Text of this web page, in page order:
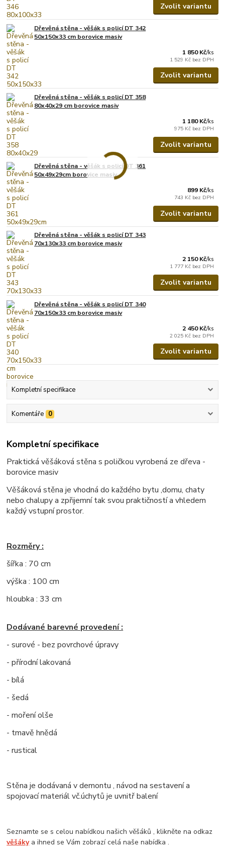
Zvolit variantu
Dřevěná stěna - věšák s policí DT 342
50x150x33 cm borovice masiv
1 850 Kč/ks
1 529 Kč bez DPH
Zvolit variantu
Dřevěná stěna - věšák s policí DT 358
80x40x29 cm borovice masiv
1 180 Kč/ks
975 Kč bez DPH
Zvolit variantu
Dřevěná stěna - věšák s policí DT 361
50x49x29cm borovice masiv
899 Kč/ks
743 Kč bez DPH
Zvolit variantu
Dřevěná stěna - věšák s policí DT 343
70x130x33 cm borovice masiv
2 150 Kč/ks
1 777 Kč bez DPH
Zvolit variantu
Dřevěná stěna - věšák s policí DT 340
70x150x33 cm borovice masiv
2 450 Kč/ks
2 025 Kč bez DPH
Zvolit variantu
Kompletní specifikace
Komentáře 0
Kompletní specifikace
Praktická věšáková stěna s poličkou vyrobená ze dřeva -
borovice masiv
Věšáková stěna je vhodná do každého bytu ,domu, chaty
nebo chalupy a zpřijemní tak svou praktičností a vhledem
každý vstupní prostor.
Rozměry :
šířka : 70 cm
výška : 100 cm
hloubka : 33 cm
Dodávané barevné provedení :
- surové - bez povrchové úpravy
- přírodní lakovaná
- bílá
- šedá
- moření olše
- tmavě hnědá
- rustical
Stěna je dodávaná v demontu , návod na sestavení a
spojovací materiál vč.úchytů je uvnitř balení
Seznamte se s celou nabídkou našich věšáků , klikněte na odkaz
věšákya ihned se Vám zobrazí celá naše nabídka .